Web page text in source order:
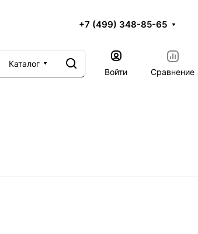
+7 (499) 348-85-65
Каталог
Войти
Сравнение